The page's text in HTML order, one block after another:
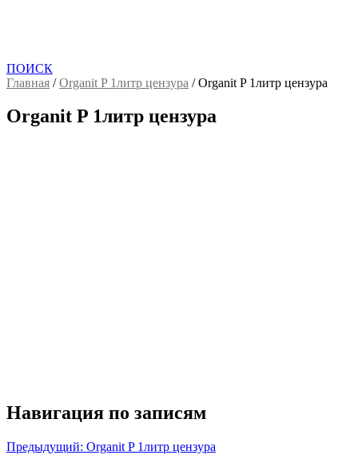
ПОИСК
Главная /Organit P 1литр цензура /Organit P 1литр цензура
Organit P 1литр цензура
Навигация по записям
Предыдущий: Organit P 1литр цензура